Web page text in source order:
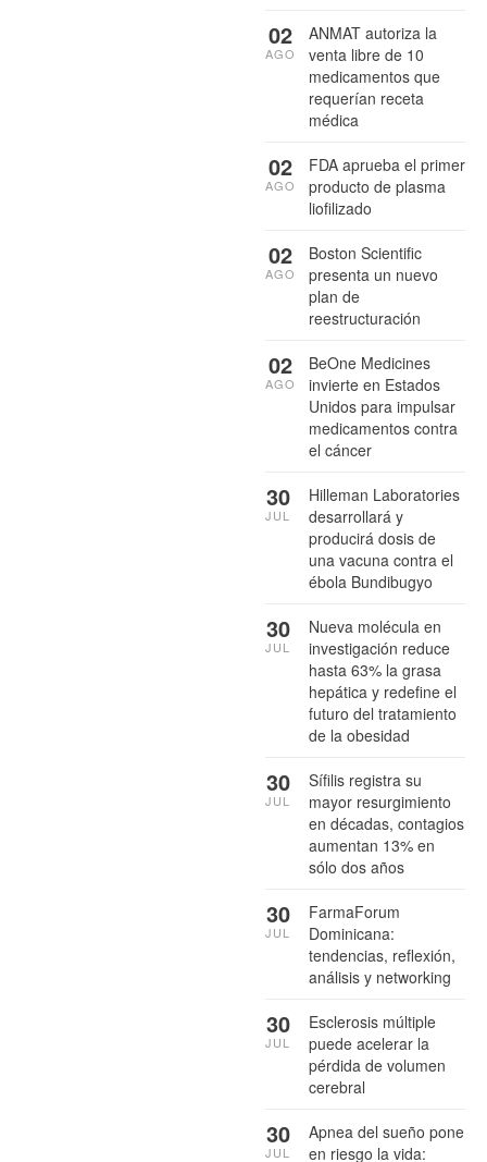
ANMAT autoriza la
venta libre de 10
medicamentos que
requerían receta
médica
02
AGO
FDA aprueba el primer
producto de plasma
liofilizado
02
AGO
Boston Scientific
presenta un nuevo
plan de
reestructuración
02
AGO
BeOne Medicines
invierte en Estados
Unidos para impulsar
medicamentos contra
el cáncer
02
AGO
Hilleman Laboratories
desarrollará y
producirá dosis de
una vacuna contra el
ébola Bundibugyo
30
JUL
Nueva molécula en
investigación reduce
hasta 63% la grasa
hepática y redefine el
futuro del tratamiento
de la obesidad
30
JUL
Sífilis registra su
mayor resurgimiento
en décadas, contagios
aumentan 13% en
sólo dos años
30
JUL
FarmaForum
Dominicana:
tendencias, reflexión,
análisis y networking
30
JUL
Esclerosis múltiple
puede acelerar la
pérdida de volumen
cerebral
30
JUL
Apnea del sueño pone
en riesgo la vida:
30
JUL